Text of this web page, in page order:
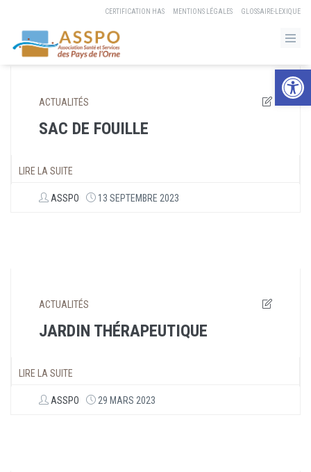
Ouvrir la
CERTIFICATION HAS MENTIONS LÉGALES GLOSSAIRE-LEXIQUE
ACTUALITÉS
SAC DE FOUILLE
ASSPO 13 SEPTEMBRE 2023
LIRE LA SUITE
ACTUALITÉS
JARDIN THÉRAPEUTIQUE
ASSPO 29 MARS 2023
LIRE LA SUITE